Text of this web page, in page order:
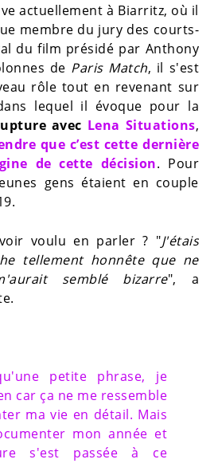
actuellement à Biarritz, où il
membre du jury des courts-
du film présidé par Anthony
de Paris Match, il s'est
rôle tout en revenant sur
lequel il évoque pour la
avec Lena Situations,
que c’est cette dernière
de cette décision. Pour
gens étaient en couple
voulu en parler ? "J'étais
tellement honnête que ne
semblé bizarre", a
petite phrase, je
car ça ne me ressemble
ma vie en détail. Mais
mon année et
s'est passée à ce